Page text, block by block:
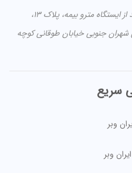
تهران، میدان آزادی، اتوبان لشگری، بعد از ایستگاه مترو بیمه، پلاک ۱۳،
شهران جنوبی خیابان طوقانی کوچه
سریع
وبر
وبر